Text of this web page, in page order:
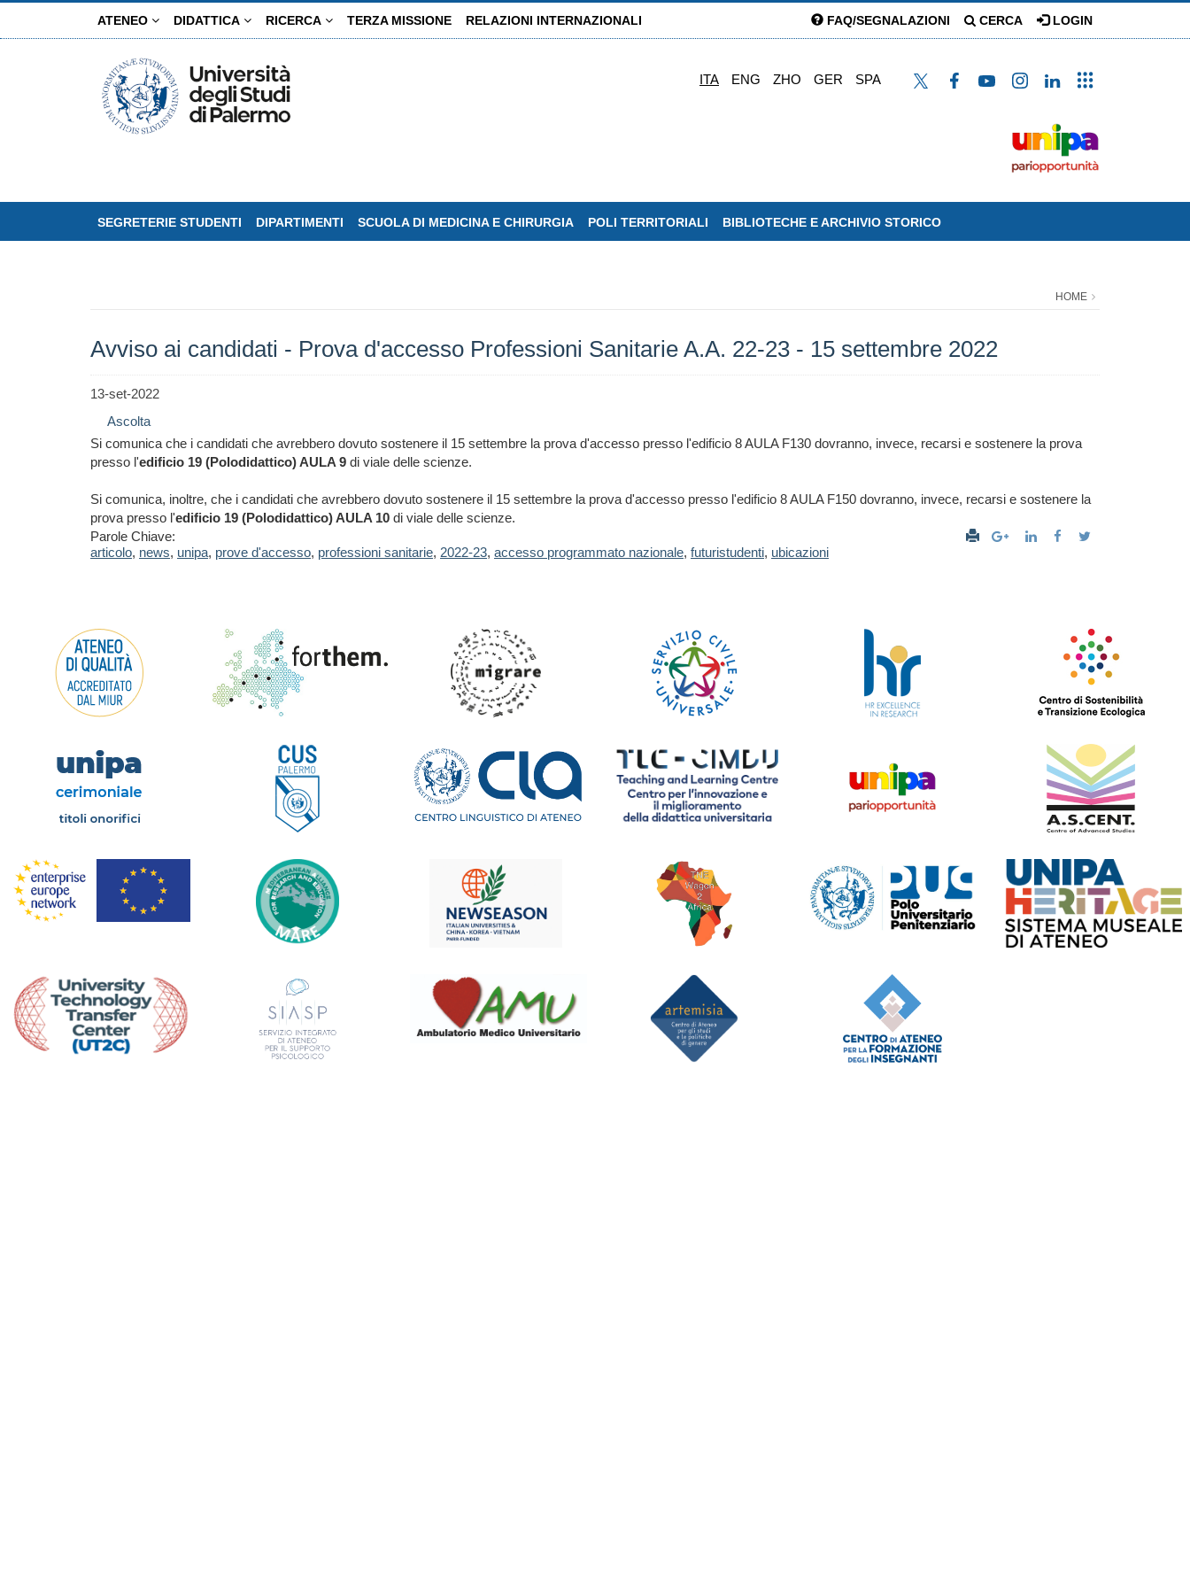
ATENEO DIDATTICA RICERCA TERZA MISSIONE RELAZIONI INTERNAZIONALI FAQ/SEGNALAZIONI CERCA LOGIN
ITA ENG ZHO GER SPA
SEGRETERIE STUDENTI DIPARTIMENTI SCUOLA DI MEDICINA E CHIRURGIA POLI TERRITORIALI BIBLIOTECHE E ARCHIVIO STORICO
HOME
Avviso ai candidati - Prova d'accesso Professioni Sanitarie A.A. 22-23 - 15 settembre 2022
13-set-2022
Ascolta
Si comunica che i candidati che avrebbero dovuto sostenere il 15 settembre la prova d'accesso presso l'edificio 8 AULA F130 dovranno, invece, recarsi e sostenere la prova
presso l'edificio 19 (Polodidattico) AULA 9 di viale delle scienze.
Si comunica, inoltre, che i candidati che avrebbero dovuto sostenere il 15 settembre la prova d'accesso presso l'edificio 8 AULA F150 dovranno, invece, recarsi e sostenere la
prova presso l'edificio 19 (Polodidattico) AULA 10 di viale delle scienze.
Parole Chiave:
articolo, news, unipa, prove d'accesso, professioni sanitarie, 2022-23, accesso programmato nazionale, futuristudenti, ubicazioni